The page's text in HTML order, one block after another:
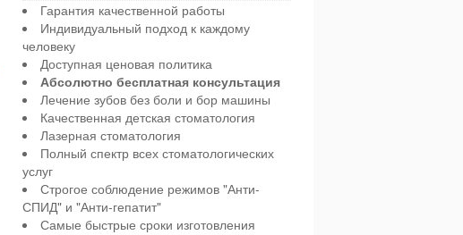
Гарантия качественной работы
Индивидуальный подход к каждому
человеку
Доступная ценовая политика
Абсолютно бесплатная консультация
Лечение зубов без боли и бор машины
Качественная детская стоматология
Лазерная стоматология
Полный спектр всех стоматологических
услуг
Строгое соблюдение режимов "Анти-
СПИД" и "Анти-гепатит"
Самые быстрые сроки изготовления